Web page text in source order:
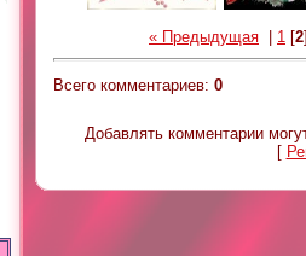
« Предыдущая 1 [2
Всего комментариев: 0
Добавлять комментарии
[